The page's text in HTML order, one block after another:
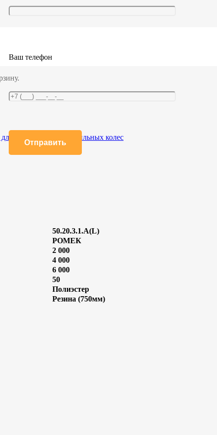
Ваш телефон
4,0 тн с одной резиновой накладкой 50.20.3.1.А(L)
крепления автомобильных колес
50.20.3.1.А(L)
РОМЕК
2 000
4 000
6 000
50
Полиэстер
Резина (750мм)